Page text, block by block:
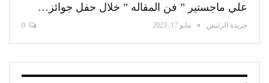
علي ماجستير ” فن المقاله ” خلال حفل جوائز…
جريدة الرئيس مايو 17, 2023